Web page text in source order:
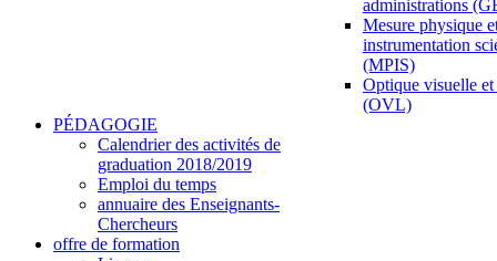
administrations
Mesure physique
instrumentation
(MPIS)
Optique visuelle
(OVL)
PÉDAGOGIE
Calendrier des activités de
graduation 2018/2019
Emploi du temps
annuaire des Enseignants-
Chercheurs
offre de formation